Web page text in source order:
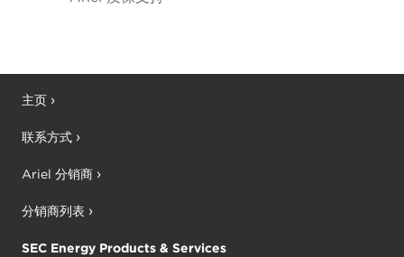
主页
联系方式
Ariel 分销商
分销商列表
SEC Energy Products & Services